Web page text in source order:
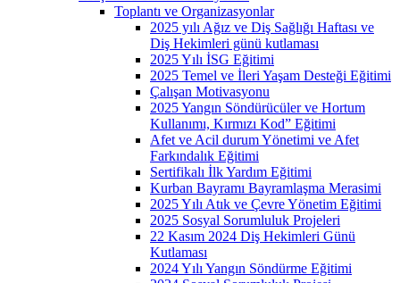
Toplantı ve Organizasyonlar
2025 yılı Ağız ve Diş Sağlığı Haftası ve
Diş Hekimleri günü kutlaması
2025 Yılı İSG Eğitimi
2025 Temel ve İleri Yaşam Desteği Eğitimi
Çalışan Motivasyonu
2025 Yangın Söndürücüler ve Hortum
Kullanımı, Kırmızı Kod” Eğitimi
Afet ve Acil durum Yönetimi ve Afet
Farkındalık Eğitimi
Sertifikalı İlk Yardım Eğitimi
Kurban Bayramı Bayramlaşma Merasimi
2025 Yılı Atık ve Çevre Yönetim Eğitimi
2025 Sosyal Sorumluluk Projeleri
22 Kasım 2024 Diş Hekimleri Günü
Kutlaması
2024 Yılı Yangın Söndürme Eğitimi